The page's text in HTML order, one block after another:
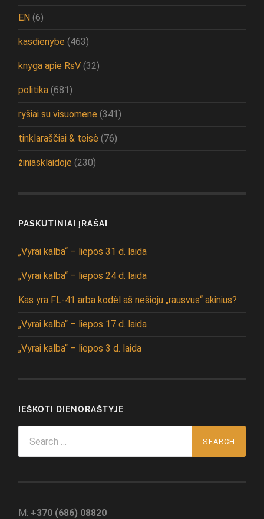
EN (6)
kasdienybė (463)
knyga apie RsV (32)
politika (681)
ryšiai su visuomene (341)
tinklaraščiai & teisė (76)
žiniasklaidoje (230)
PASKUTINIAI ĮRAŠAI
„Vyrai kalba“ – liepos 31 d. laida
„Vyrai kalba“ – liepos 24 d. laida
Kas yra FL-41 arba kodėl aš nešioju „rausvus“ akinius?
„Vyrai kalba“ – liepos 17 d. laida
„Vyrai kalba“ – liepos 3 d. laida
IEŠKOTI DIENORAŠTYJE
for:
M: +370 (686) 08820